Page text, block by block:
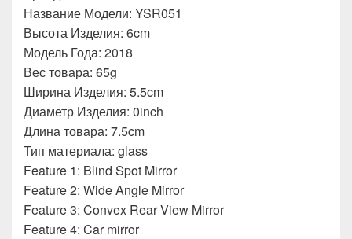
Название Модели: YSR051
Высота Изделия: 6cm
Модель Года: 2018
Вес товара: 65g
Ширина Изделия: 5.5cm
Диаметр Изделия: 0inch
Длина товара: 7.5cm
Тип материала: glass
Feature 1: Blind Spot Mirror
Feature 2: Wide Angle Mirror
Feature 3: Convex Rear View Mirror
Feature 4: Car mirror